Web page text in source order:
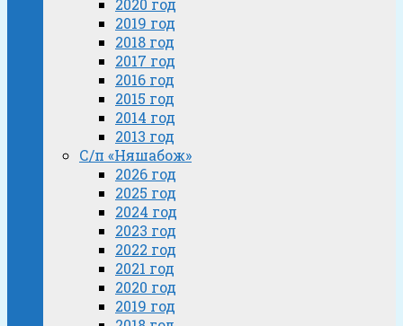
2020 год
2019 год
2018 год
2017 год
2016 год
2015 год
2014 год
2013 год
С/п «Няшабож»
2026 год
2025 год
2024 год
2023 год
2022 год
2021 год
2020 год
2019 год